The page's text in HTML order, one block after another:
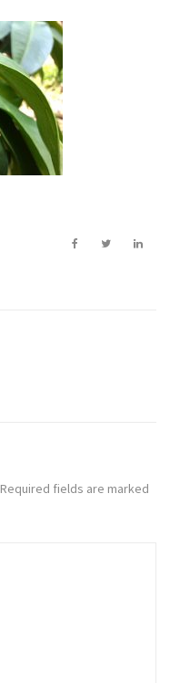
Required fields are marked